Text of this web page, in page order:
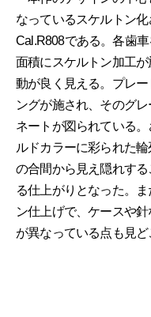
なっているスケルトン
Cal.R808である。各歯
面積にスケルトン加工
動が良く見える。プレ
ングが施され、そのグ
ネートが図られている
ルドカラーに彩られた
の合間から見え隠れす
る仕上がりとなった。
ン仕上げで、ケースや
が異なっている点も見ど